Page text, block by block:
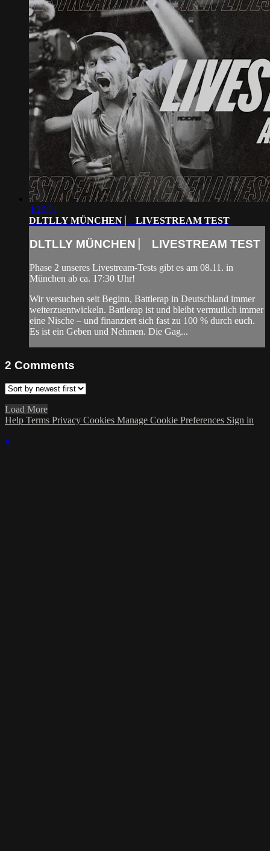
4:26:31
DLTLLY MÜNCHEN ⎸ LIVESTREAM TEST
DLTLLY MÜNCHEN ⎸ LIVESTREAM TEST
Phase 2 unseres Livestream-Tests gibt es am 08.11. in
München ab ca. 17:30 Uhr!
Wir versuchen seit Beginn, Battlerap in Deutschland immer
weiterzuentwickeln. Battlerap ist und bleibt vermutlich immer
eine Nische – und finanziert sich fast zu 100 % durch euch.
Es ist ein Geben und Nehmen. Die Gag...
2 Comments
Load More
Help Terms Privacy Cookies Manage Cookie Preferences Sign in
×